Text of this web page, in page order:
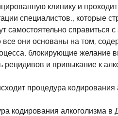
клинику и
специалистов., которые
самостоятельно справиться
все они основаны на том,
блокирующие желание
рецидивов и привыкание к
процедура
кодирования алкоголизма в